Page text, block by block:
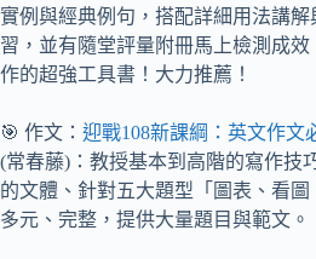
實例與經典例句，搭配詳細用法講
習，並有隨堂評量附冊馬上檢測成
作的超強工具書！大力推薦！
🎯 作文： 迎戰108新課綱：英文作文
(常春藤)：教授基本到高階的寫作技
的文體、針對五大題型「圖表、看
多元、完整，提供大量題目與範文。